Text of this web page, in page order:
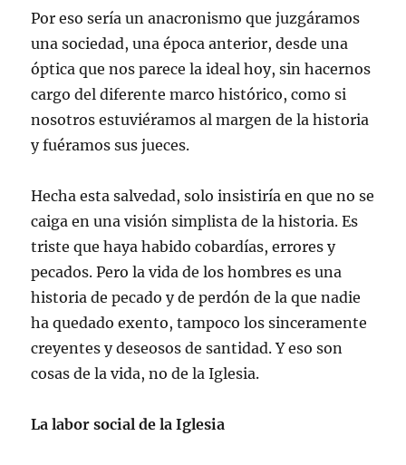
Por eso sería un anacronismo que juzgáramos
una sociedad, una época anterior, desde una
óptica que nos parece la ideal hoy, sin hacernos
cargo del diferente marco histórico, como si
nosotros estuviéramos al margen de la historia
y fuéramos sus jueces.
Hecha esta salvedad, solo insistiría en que no se
caiga en una visión simplista de la historia. Es
triste que haya habido cobardías, errores y
pecados. Pero la vida de los hombres es una
historia de pecado y de perdón de la que nadie
ha quedado exento, tampoco los sinceramente
creyentes y deseosos de santidad. Y eso son
cosas de la vida, no de la Iglesia.
La labor social de la Iglesia